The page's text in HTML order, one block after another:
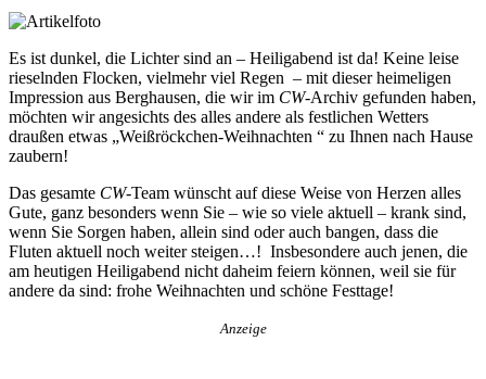
Es ist dunkel, die Lichter sind an – Heiligabend ist da! Keine leise
rieselnden Flocken, vielmehr viel Regen – mit dieser heimeligen
Impression aus Berghausen, die wir im CW-Archiv gefunden haben,
möchten wir angesichts des alles andere als festlichen Wetters
draußen etwas „Weißröckchen-Weihnachten “ zu Ihnen nach Hause
zaubern!
Das gesamte CW-Team wünscht auf diese Weise von Herzen alles
Gute, ganz besonders wenn Sie – wie so viele aktuell – krank sind,
wenn Sie Sorgen haben, allein sind oder auch bangen, dass die
Fluten aktuell noch weiter steigen…! Insbesondere auch jenen, die
am heutigen Heiligabend nicht daheim feiern können, weil sie für
andere da sind: frohe Weihnachten und schöne Festtage!
Anzeige